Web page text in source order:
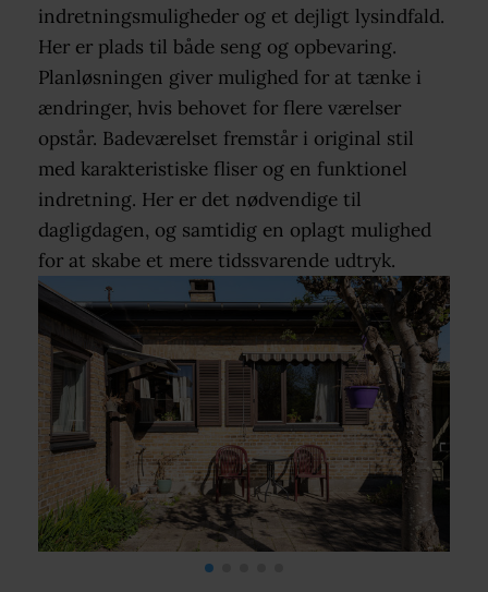
indretningsmuligheder og et dejligt lysindfald.
Her er plads til både seng og opbevaring.
Planløsningen giver mulighed for at tænke i
ændringer, hvis behovet for flere værelser
opstår. Badeværelset fremstår i original stil
med karakteristiske fliser og en funktionel
indretning. Her er det nødvendige til
dagligdagen, og samtidig en oplagt mulighed
for at skabe et mere tidssvarende udtryk.